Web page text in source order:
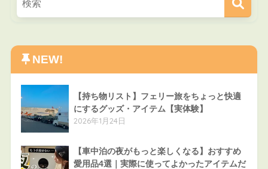
NEW!
【持ち物リスト】フェリー旅をちょっと快適
にするグッズ・アイテム【実体験】
2026年1月24日
【車中泊の夜がもっと楽しくなる】おすすめ
愛用品4選｜実際に使ってよかったアイテムだ